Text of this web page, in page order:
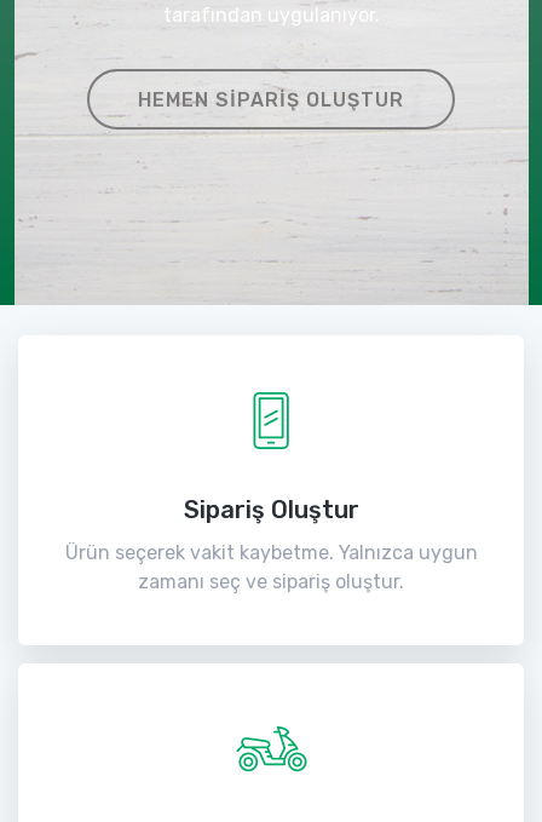
tarafından uygulanıyor.
HEMEN SIPARIŞ OLUŞTUR
Sipariş Oluştur
Ürün seçerek vakit kaybetme. Yalnızca uygun
zamanı seç ve sipariş oluştur.